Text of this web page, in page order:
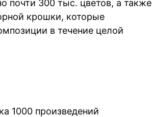
почти 300 тыс. цветов, а также
крошки, которые
в течение целой
1000 произведений